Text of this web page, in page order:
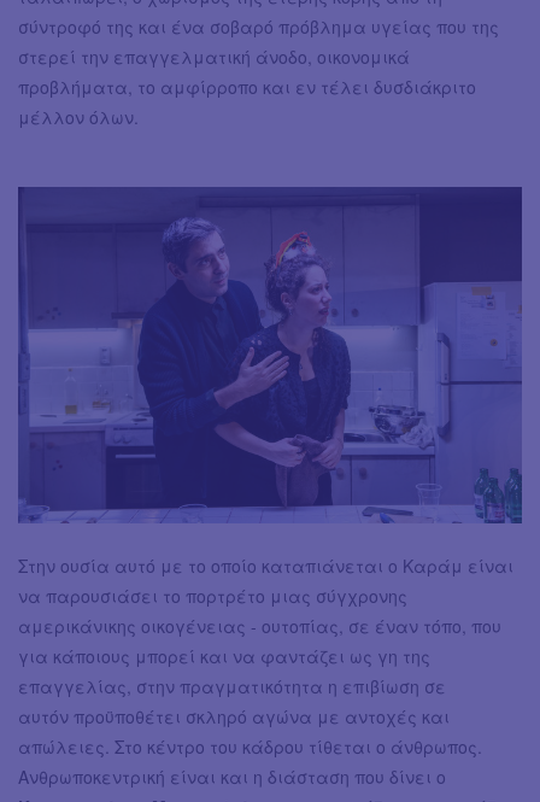
σύντροφό της και ένα σοβαρό πρόβλημα υγείας που της
στερεί την επαγγελματική άνοδο, οικονομικά
προβλήματα, το αμφίρροπο και εν τέλει δυσδιάκριτο
μέλλον όλων.
Στην ουσία αυτό με το οποίο καταπιάνεται ο Καράμ είναι
να παρουσιάσει το πορτρέτο μιας σύγχρονης
αμερικάνικης οικογένειας - ουτοπίας, σε έναν τόπο, που
για κάποιους μπορεί και να φαντάζει ως γη της
επαγγελίας, στην πραγματικότητα η επιβίωση σε
αυτόν προϋποθέτει σκληρό αγώνα με αντοχές και
απώλειες. Στο κέντρο του κάδρου τίθεται ο άνθρωπος.
Ανθρωποκεντρική είναι και η διάσταση που δίνει ο